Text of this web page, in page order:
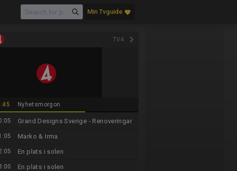
Min Tvguide favorite
TV4 keyboard_arrow_right
Nyhetsmorgon
Grand Designs Sverige - Renoveringar
Marko & Irma
En plats i solen
En plats i solen